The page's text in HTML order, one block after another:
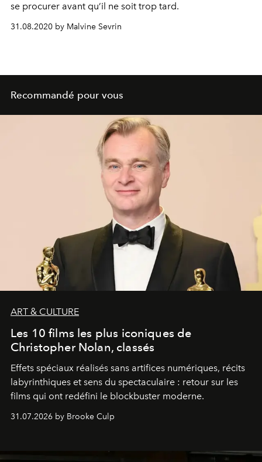
se procurer avant qu’il ne soit trop tard.
31.08.2020 by Malvine Sevrin
Recommandé pour vous
ART & CULTURE
Les 10 films les plus iconiques de
Christopher Nolan, classés
Effets spéciaux réalisés sans artifices numériques, récits
labyrinthiques et sens du spectaculaire : retour sur les
films qui ont redéfini le blockbuster moderne.
31.07.2026 by Brooke Culp